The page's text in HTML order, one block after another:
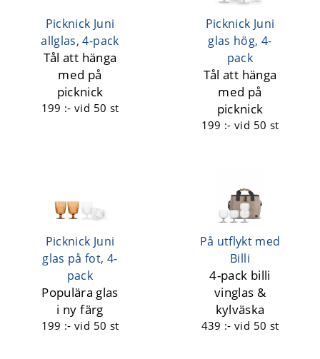
Picknick Juni
allglas, 4-pack
Tål att hänga
med på
picknick
199 :-vid 50 st
Picknick Juni
glas hög, 4-
pack
Tål att hänga
med på
picknick
199 :-vid 50 st
Picknick Juni
glas på fot, 4-
pack
Populära glas
i ny färg
199 :-vid 50 st
På utflykt med
Billi
4-pack billi
vinglas &
kylväska
439 :-vid 50 st